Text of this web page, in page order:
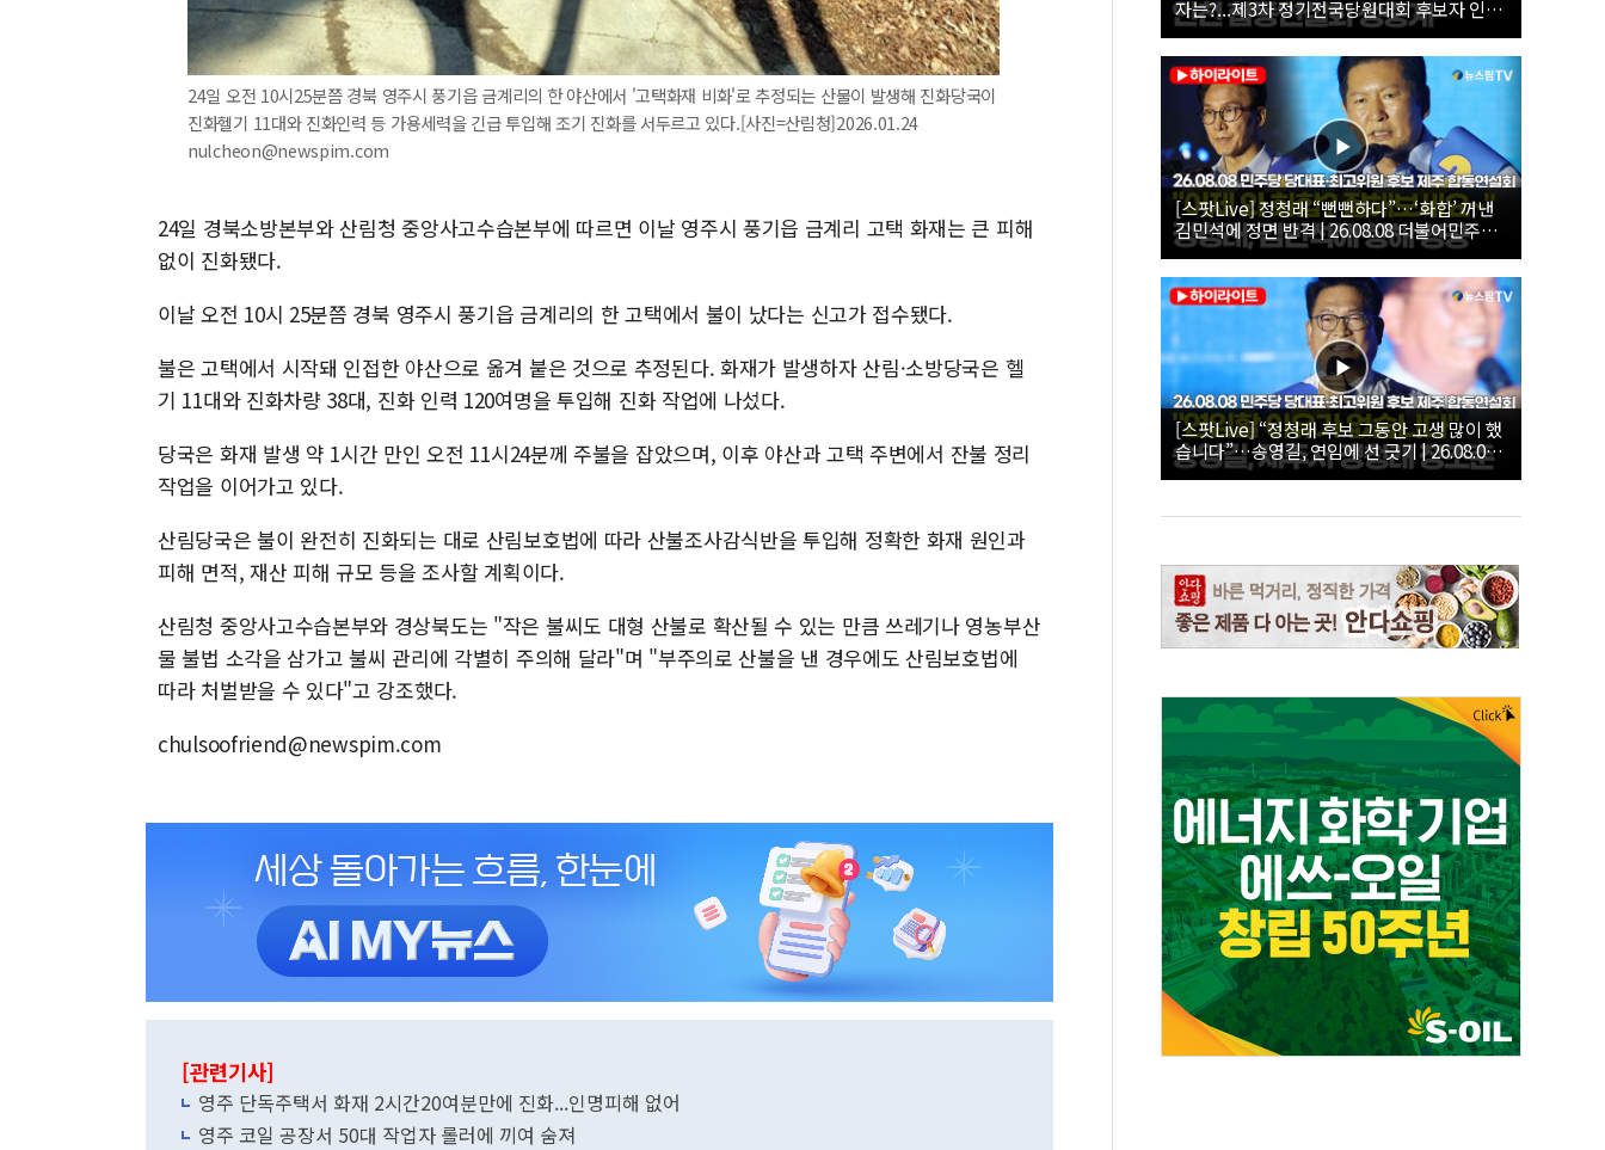
24일 오전 10시25분쯤 경북 영주시 풍기읍 금계리의 한 야산에서 '고택화재 비화'로 추정되는 산불이 발생해 진화당국이
진화헬기 11대와 진화인력 등 가용세력을 긴급 투입해 조기 진화를 서두르고 있다.[사진=산림청]2026.01.24
nulcheon@newspim.com
24일 경북소방본부와 산림청 중앙사고수습본부에 따르면 이날 영주시 풍기읍 금계리 고택 화재는 큰 피해
없이 진화됐다.
이날 오전 10시 25분쯤 경북 영주시 풍기읍 금계리의 한 고택에서 불이 났다는 신고가 접수됐다.
불은 고택에서 시작돼 인접한 야산으로 옮겨 붙은 것으로 추정된다. 화재가 발생하자 산림·소방당국은 헬
기 11대와 진화차량 38대, 진화 인력 120여명을 투입해 진화 작업에 나섰다.
당국은 화재 발생 약 1시간 만인 오전 11시24분께 주불을 잡았으며, 이후 야산과 고택 주변에서 잔불 정리
작업을 이어가고 있다.
산림당국은 불이 완전히 진화되는 대로 산림보호법에 따라 산불조사감식반을 투입해 정확한 화재 원인과
피해 면적, 재산 피해 규모 등을 조사할 계획이다.
산림청 중앙사고수습본부와 경상북도는 "작은 불씨도 대형 산불로 확산될 수 있는 만큼 쓰레기나 영농부산
물 불법 소각을 삼가고 불씨 관리에 각별히 주의해 달라"며 "부주의로 산불을 낸 경우에도 산림보호법에
따라 처벌받을 수 있다"고 강조했다.
chulsoofriend@newspim.com
[관련기사]
영주 단독주택서 화재 2시간20여분만에 진화...인명피해 없어
영주 코일 공장서 50대 작업자 롤러에 끼여 숨져
자는?...제3차 정기전국당원대회 후보자 인천
합동연설회 생중계 | 26.08.08
[스팟Live] 정청래 “뻔뻔하다”…‘화합’ 꺼낸
김민석에 정면 반격 | 26.08.08 더불어민주당
당대표·최고위원 후보 제주 합동연설회
[스팟Live] “정청래 후보 그동안 고생 많이 했
습니다”…송영길, 연임에 선 긋기 | 26.08.08
더불어민주당 당대표·최고위원 후보 제주 합